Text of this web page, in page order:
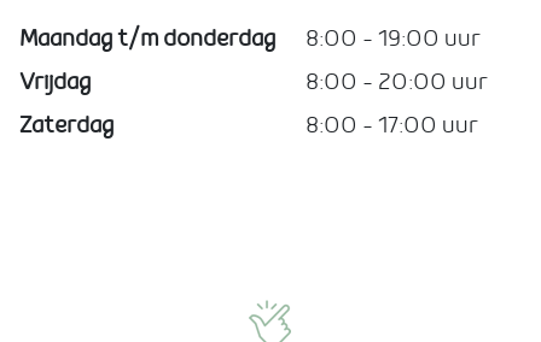
Maandag t/m donderdag
8:00 – 19:00 uur
Vrijdag
8:00 – 20:00 uur
Zaterdag
8:00 – 17:00 uur